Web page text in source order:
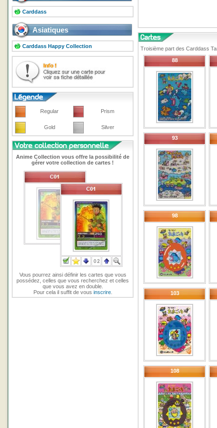
Carddass
Asiatiques
Carddass Happy Collection
Regular Prism
Gold Silver
Anime Collection vous offre la possibilité de
gérer votre collection de cartes !
Vous pourrez ainsi définir les cartes que vous
possédez, celles que vous recherchez et celles
que vous avez en double.
Pour cela il suffit de vous inscrire.
Troisième part des Carddass
88
93
98
103
108